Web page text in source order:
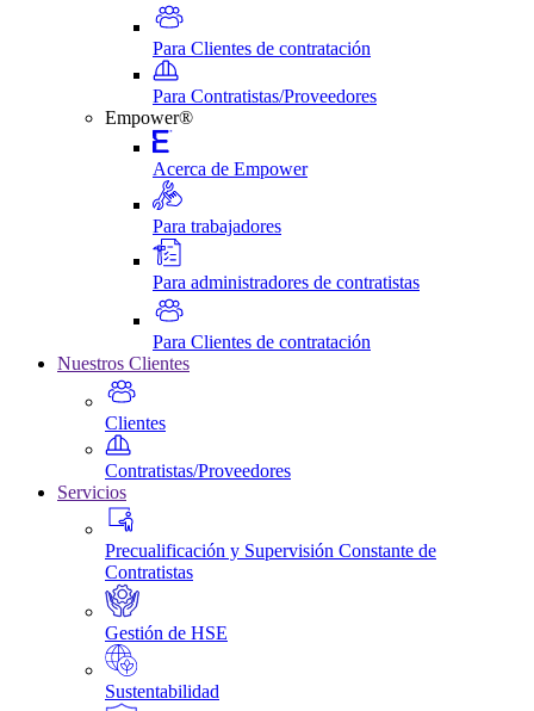
Para Clientes de contratación
Para Contratistas/Proveedores
Empower®
Acerca de Empower
Para trabajadores
Para administradores de contratistas
Para Clientes de contratación
Nuestros Clientes
Clientes
Contratistas/Proveedores
Servicios
Precualificación y Supervisión Constante de
Contratistas
Gestión de HSE
Sustentabilidad